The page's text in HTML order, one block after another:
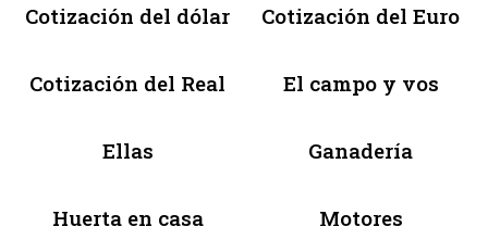
Cotización del dólar Cotización del Euro
Cotización del Real El campo y vos
Ellas Ganadería
Huerta en casa Motores